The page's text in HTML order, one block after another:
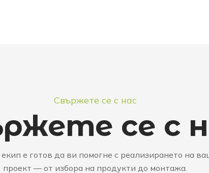
Свържете се с нас
се с
е готов да ви помогне с реализирането на
проект — от избора на продукти до монтажа.